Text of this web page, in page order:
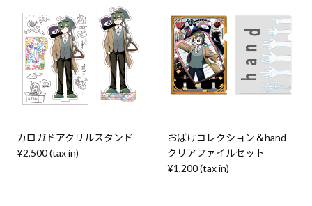
カロガドアクリルスタンド
¥2,500 (tax in)
おばけコレクション＆hand
クリアファイルセット
¥1,200 (tax in)